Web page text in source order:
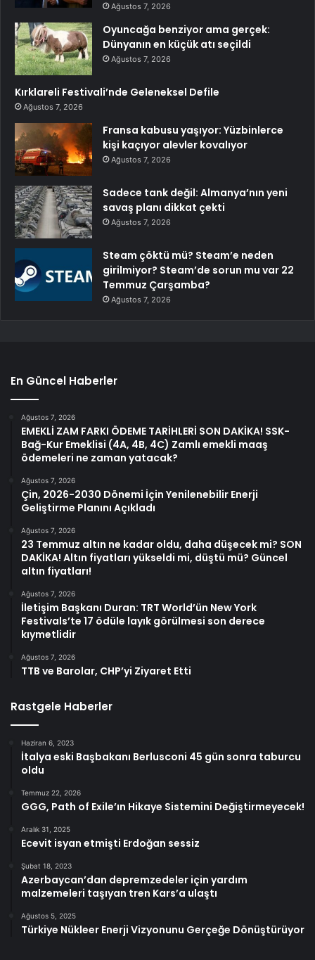
Ağustos 7, 2026
Oyuncağa benziyor ama gerçek:
Dünyanın en küçük atı seçildi
Ağustos 7, 2026
Kırklareli Festivali’nde Geleneksel Defile
Ağustos 7, 2026
Fransa kabusu yaşıyor: Yüzbinlerce
kişi kaçıyor alevler kovalıyor
Ağustos 7, 2026
Sadece tank değil: Almanya’nın yeni
savaş planı dikkat çekti
Ağustos 7, 2026
Steam çöktü mü? Steam’e neden
girilmiyor? Steam’de sorun mu var 22
Temmuz Çarşamba?
Ağustos 7, 2026
En Güncel Haberler
Ağustos 7, 2026
EMEKLİ ZAM FARKI ÖDEME TARİHLERİ SON DAKİKA! SSK-
Bağ-Kur Emeklisi (4A, 4B, 4C) Zamlı emekli maaş
ödemeleri ne zaman yatacak?
Ağustos 7, 2026
Çin, 2026-2030 Dönemi İçin Yenilenebilir Enerji
Geliştirme Planını Açıkladı
Ağustos 7, 2026
23 Temmuz altın ne kadar oldu, daha düşecek mi? SON
DAKİKA! Altın fiyatları yükseldi mi, düştü mü? Güncel
altın fiyatları!
Ağustos 7, 2026
İletişim Başkanı Duran: TRT World’ün New York
Festivals’te 17 ödüle layık görülmesi son derece
kıymetlidir
Ağustos 7, 2026
TTB ve Barolar, CHP’yi Ziyaret Etti
Rastgele Haberler
Haziran 6, 2023
İtalya eski Başbakanı Berlusconi 45 gün sonra taburcu
oldu
Temmuz 22, 2026
GGG, Path of Exile’ın Hikaye Sistemini Değiştirmeyecek!
Aralık 31, 2025
Ecevit isyan etmişti Erdoğan sessiz
Şubat 18, 2023
Azerbaycan’dan depremzedeler için yardım
malzemeleri taşıyan tren Kars’a ulaştı
Ağustos 5, 2025
Türkiye Nükleer Enerji Vizyonunu Gerçeğe Dönüştürüyor